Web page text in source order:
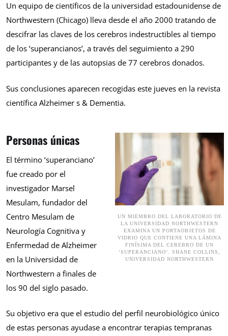
Un equipo de científicos de la universidad estadounidense de
Northwestern (Chicago) lleva desde el año 2000 tratando de
descifrar las claves de los cerebros indestructibles al tiempo
de los ‘superancianos’, a través del seguimiento a 290
participantes y de las autopsias de 77 cerebros donados.
Sus conclusiones aparecen recogidas este jueves en la revista
científica Alzheimer s & Dementia.
UN MIEMBRO DEL LABORATORIO DE
LA UNIVERSIDAD NORTHWESTERN
EXAMINA UN PORTAOBJETOS DE
VIDRIO QUE CONTIENE UNA LÁMINA
FINÍSIMA DEL CEREBRO DE UN
‘SUPERANCIANO’. SHANE COLLINS,
UNIVERSIDAD NORTHWESTERN
Personas únicas
El término ‘superanciano’
fue creado por el
investigador Marsel
Mesulam, fundador del
Centro Mesulam de
Neurología Cognitiva y
Enfermedad de Alzheimer
en la Universidad de
Northwestern a finales de
los 90 del siglo pasado.
Su objetivo era que el estudio del perfil neurobiológico único
de estas personas ayudase a encontrar terapias tempranas